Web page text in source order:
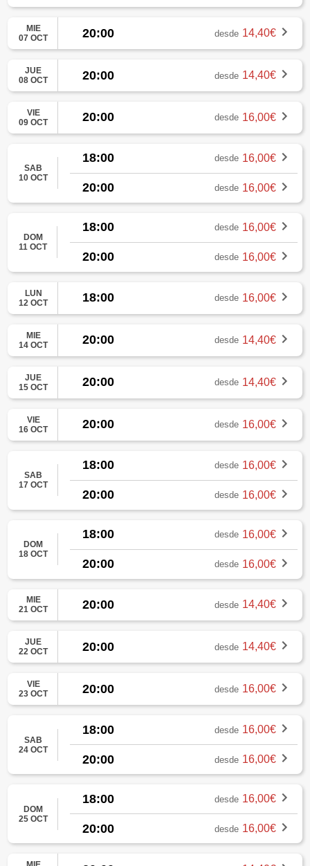
MIE
07 OCT
20:00 desde 14,40€
JUE
08 OCT
20:00 desde 14,40€
VIE
09 OCT
20:00 desde 16,00€
SAB
10 OCT
18:00 desde 16,00€
20:00 desde 16,00€
DOM
11 OCT
18:00 desde 16,00€
20:00 desde 16,00€
LUN
12 OCT
18:00 desde 16,00€
MIE
14 OCT
20:00 desde 14,40€
JUE
15 OCT
20:00 desde 14,40€
VIE
16 OCT
20:00 desde 16,00€
SAB
17 OCT
18:00 desde 16,00€
20:00 desde 16,00€
DOM
18 OCT
18:00 desde 16,00€
20:00 desde 16,00€
MIE
21 OCT
20:00 desde 14,40€
JUE
22 OCT
20:00 desde 14,40€
VIE
23 OCT
20:00 desde 16,00€
SAB
24 OCT
18:00 desde 16,00€
20:00 desde 16,00€
DOM
25 OCT
18:00 desde 16,00€
20:00 desde 16,00€